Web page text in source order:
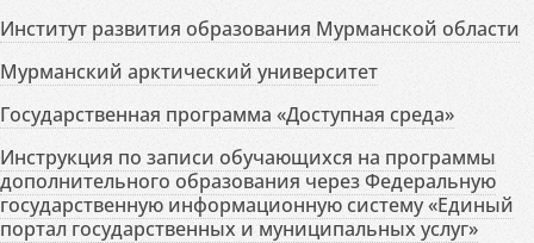
Институт развития образования Мурманской области
Мурманский арктический университет
Государственная программа «Доступная среда»
Инструкция по записи обучающихся на программы
дополнительного образования через Федеральную
государственную информационную систему «Единый
портал государственных и муниципальных услуг»